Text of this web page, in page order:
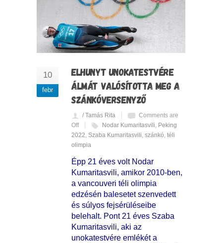
10
febr
ELHUNYT UNOKATESTVÉRE
ÁLMÁT VALÓSÍTOTTA MEG A
SZÁNKÓVERSENYZŐ
/ Tamás Rita
Comments are
Off
Nodar Kumaritasvili, Peking
2022, Szaba Kumaritasvili, szánkó, téli
olimpia
Épp 21 éves volt Nodar
Kumaritasvili, amikor 2010-ben,
a vancouveri téli olimpia
edzésén balesetet szenvedett
és súlyos fejsérüléseibe
belehalt. Pont 21 éves Szaba
Kumaritasvili, aki az
unokatestvére emlékét a